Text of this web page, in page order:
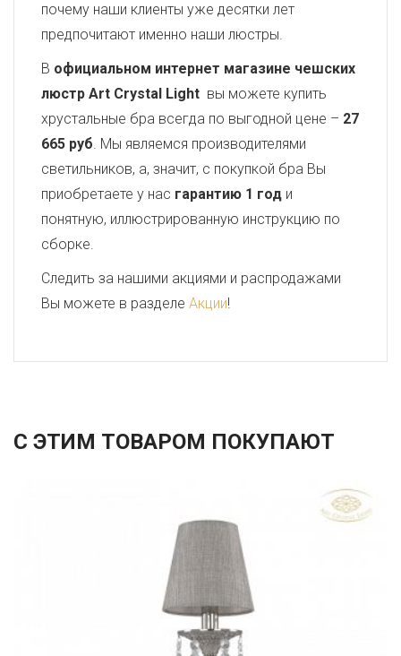
почему наши клиенты уже десятки лет
предпочитают именно наши люстры.
В официальном интернет магазине чешских
люстр Art Crystal Light вы можете купить
хрустальные бра всегда по выгодной цене – 27
665 руб. Мы являемся производителями
светильников, а, значит, с покупкой бра Вы
приобретаете у нас гарантию 1 год и
понятную, иллюстрированную инструкцию по
сборке.
Следить за нашими акциями и распродажами
Вы можете в разделе Акции!
С ЭТИМ ТОВАРОМ ПОКУПАЮТ